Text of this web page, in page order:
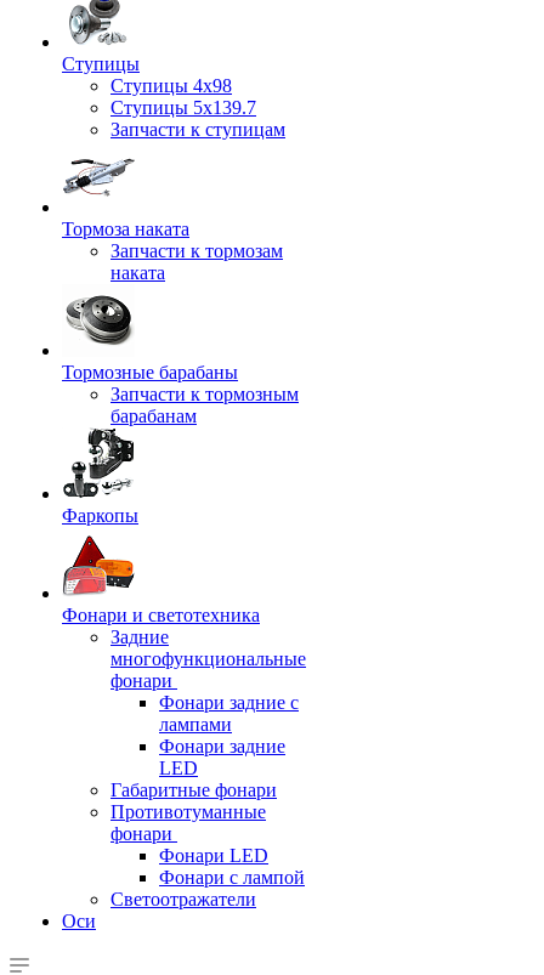
Ступицы
Ступицы 4x98
Ступицы 5x139.7
Запчасти к ступицам
Тормоза наката
Запчасти к тормозам
наката
Тормозные барабаны
Запчасти к тормозным
барабанам
Фаркопы
Фонари и светотехника
Задние
многофункциональные
фонари
Фонари задние с
лампами
Фонари задние
LED
Габаритные фонари
Противотуманные
фонари
Фонари LED
Фонари с лампой
Светоотражатели
Оси